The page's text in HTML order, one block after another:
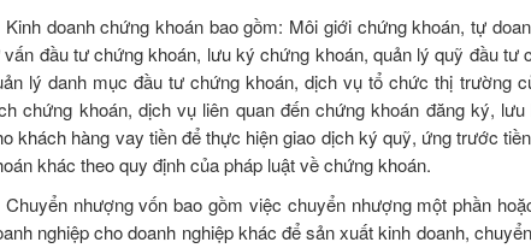
Kinh doanh chứng khoán bao gồm: Môi giới chứng khoán, tự
đầu tư chứng khoán, lưu ký chứng khoán, quản lý quỹ đầu
lý danh mục đầu tư chứng khoán, dịch vụ tổ chức thị trường
chứng khoán, dịch vụ liên quan đến chứng khoán đăng ký,
khách hàng vay tiền để thực hiện giao dịch ký quỹ, ứng trước
khác theo quy định của pháp luật về chứng khoán.
Chuyển nhượng vốn bao gồm việc chuyển nhượng một phần
nghiệp cho doanh nghiệp khác để sản xuất kinh doanh,